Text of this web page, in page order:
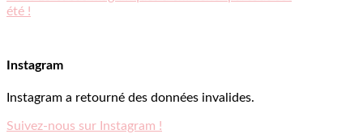
l’article
été !
Instagram
Instagram a retourné des données invalides.
Suivez-nous sur Instagram !